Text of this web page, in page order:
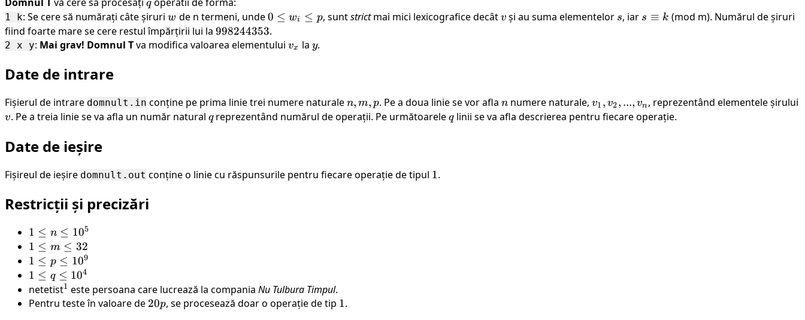
p
v_i
p
q
1 k: Se cere să numărați câte șiruri w
w de n termeni, unde0
\leq
w_i
0 ≤ wi ≤ p, suntstrictmai mici lexicografice decâtv
v și au suma elementelor s
s, iar s
s ≡ k (mod m). Numărul de șiruri
fiind foarte mare se cere restul împărțirii lui la 998244353
998244353.
2 x y: Mai grav! Domnul Tva modifica valoarea elementului v_x
vx la y
y.
Date de intrare
Fișierul de intrare domnult.in conține pe prima linie trei numere naturalen,
m,
n, m, p. Pe a doua linie se vor aflan
n numere naturale,v_1,
v_2,
v1 , v2, ..., vn , reprezentând elementele șirului
v
v. Pe a treia linie se va afla un număr natural q
qreprezentând numărul de operații. Pe următoareleq
q linii se va afla descrierea pentru fiecare operație.
Date de ieșire
Fișireul de ieșire domnult.out conține o linie cu răspunsurile pentru fiecare operație de tipul 1
1.
Restricții și precizări
1
\leq
n
\leq
10^5
1 ≤ n ≤ 105
1
\leq
m
\leq
32
1 ≤ m ≤ 32
1
\leq
p
\leq
1 ≤ p ≤ 109
1
\leq
q
1 ≤ q ≤ 104
netetist^1
1 este persoana care lucrează la compania Nu Tulbura Timpul.
Pentru teste în valoare de 20p
20p, se procesează doar o operație de tip 1
1.